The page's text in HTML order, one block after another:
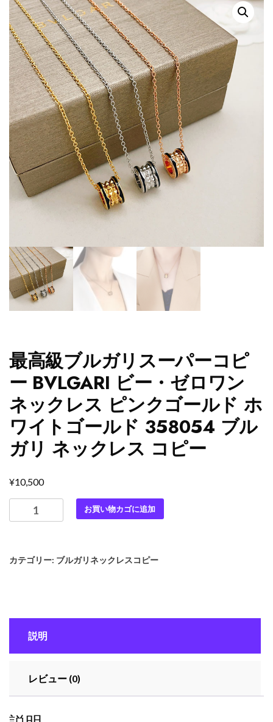
最高級ブルガリスーパーコピ
ー BVLGARI ビー・ゼロワン
ネックレス ピンクゴールド ホ
ワイトゴールド 358054 ブル
ガリ ネックレス コピー
¥10,500
高
ル
ー
ー
ー
お買い物カゴに追加
カテゴリー: ブルガリネックレスコピー
説明
レビュー (0)